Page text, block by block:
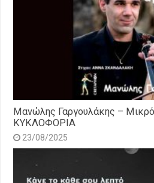
Μανώλης Γαργουλάκης –
ΚΥΚΛΟΦΟΡΙΑ
23/08/2025